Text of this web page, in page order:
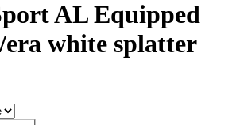
AL Equipped
white splatter